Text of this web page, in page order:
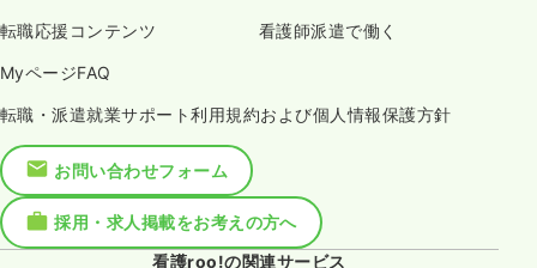
転職応援コンテンツ 看護師派遣で働く
MyページFAQ
転職・派遣就業サポート利用規約および個人情報保護方針
お問い合わせフォーム
採用・求人掲載をお考えの方へ
看護roo!の関連サービス